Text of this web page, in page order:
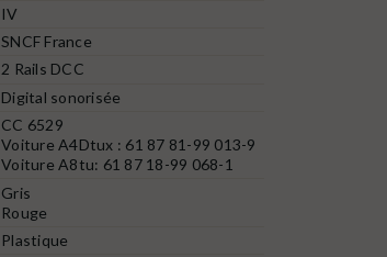
IV
SNCF France
2 Rails DCC
Digital sonorisée
CC 6529
Voiture A4Dtux : 61 87 81-99 013-9
Voiture A8tu: 61 87 18-99 068-1
Gris
Rouge
Plastique